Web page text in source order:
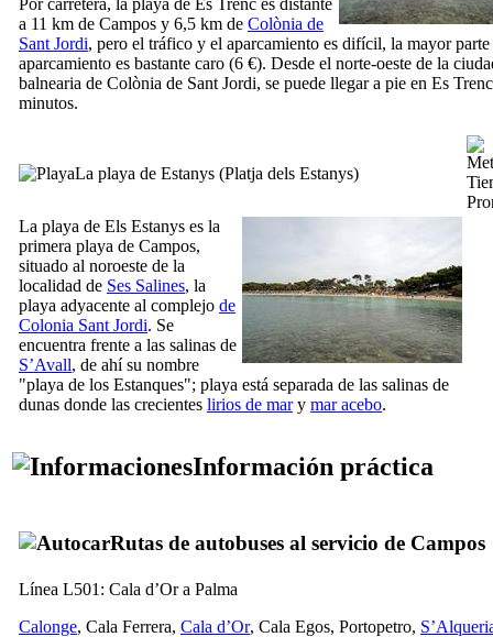
a 11 km de Campos y 6,5 km de Colònia de
Sant Jordi, pero el tráfico y el aparcamiento es difícil, la mayor
aparcamiento es bastante caro (6 €). Desde el norte-oeste de la
balnearia de Colònia de Sant Jordi, se puede llegar a pie en Es Trenc
minutos.
La playa de Estanys (Platja dels Estanys)
La playa de Els Estanys es la
primera playa de Campos,
situado al noroeste de la
localidad de Ses Salines, la
playa adyacente al complejo de
Colonia Sant Jordi. Se
encuentra frente a las salinas de
S’Avall, de ahí su nombre
"playa de los Estanques"; playa está separada de las salinas de
dunas donde las crecientes lirios de mary mar acebo.
Información práctica
Rutas de autobuses al servicio de Campos
Línea L501: Cala d’Ora Palma
Calonge, Cala Ferrera, Cala d’Or, Cala Egos, Portopetro,